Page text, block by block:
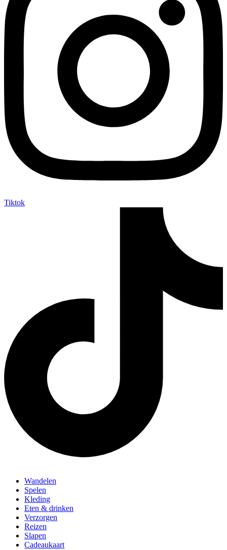
Tiktok
Wandelen
Spelen
Kleding
Eten & drinken
Verzorgen
Reizen
Slapen
Cadeaukaart